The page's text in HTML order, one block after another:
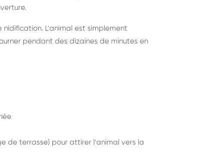
L'animal est simplement
pendant des dizaines de minutes en
de terrasse) pour attirer l'animal vers la